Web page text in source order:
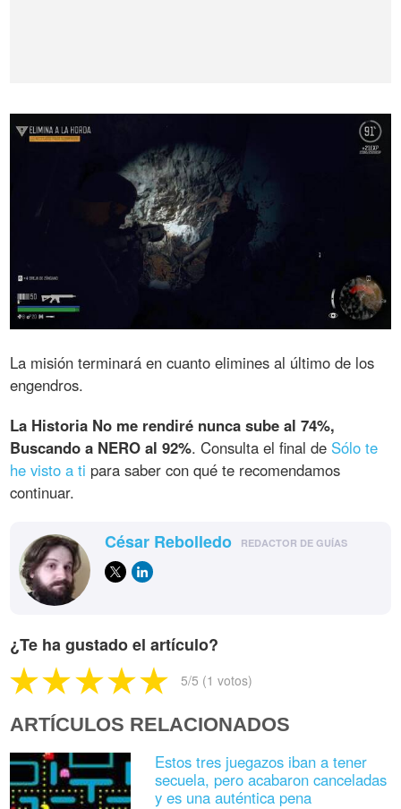
La misión terminará en cuanto elimines al último de los
engendros.
La Historia No me rendiré nunca sube al 74%,
Buscando a NERO al 92%. Consulta el final de Sólo te
he visto a ti para saber con qué te recomendamos
continuar.
César Rebolledo REDACTOR DE GUÍAS
¿Te ha gustado el artículo?
5/5 (1 votos)
ARTÍCULOS RELACIONADOS
Estos tres juegazos iban a tener
secuela, pero acabaron canceladas
y es una auténtica pena